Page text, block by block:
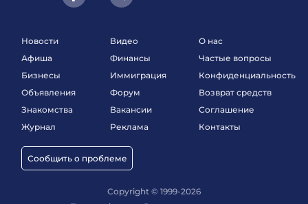
Новости
Афиша
Бизнесы
Объявления
Знакомства
Журнал
Сообщить о проблеме
Видео
Финансы
Иммиграция
Форум
Вакансии
Реклама
О нас
Частые вопросы
Конфиденциальность
Возврат средств
Соглашение
Контакты
Copyright © 1999-2026